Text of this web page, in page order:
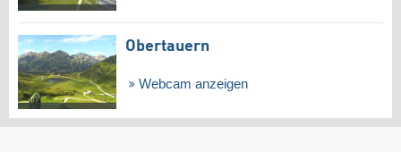
Obertauern
Webcam anzeigen